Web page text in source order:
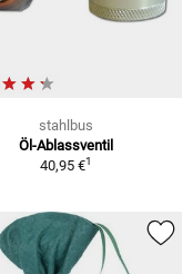
stahlbus
Öl-Ablassventil
40,95 €1